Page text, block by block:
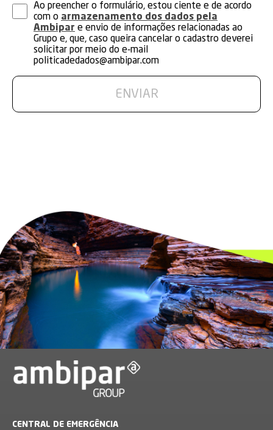
Ao preencher o formulário, estou ciente e de acordo
com o armazenamento dos dados pela
Ambipar e envio de informações relacionadas ao
Grupo e, que, caso queira cancelar o cadastro deverei
solicitar por meio do e-mail
politicadedados@ambipar.com
CENTRAL DE EMERGÊNCIA